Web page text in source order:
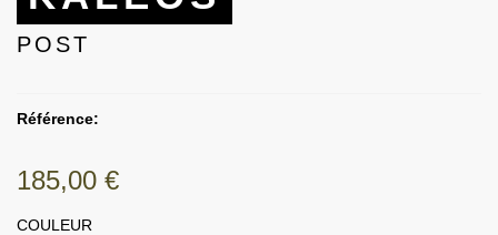
POST
Référence:
185,00 €
COULEUR